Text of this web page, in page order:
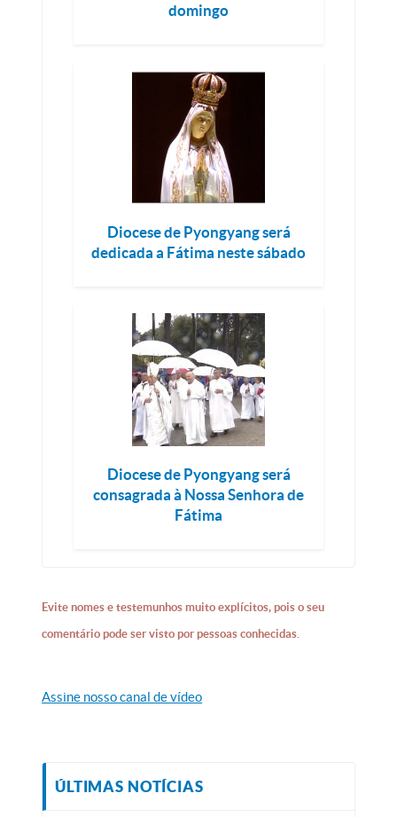
domingo
Diocese de Pyongyang será
dedicada a Fátima neste sábado
Diocese de Pyongyang será
consagrada à Nossa Senhora de
Fátima
Evite nomes e testemunhos muito explícitos, pois o seu
comentário pode ser visto por pessoas conhecidas.
Assine nosso canal de vídeo
ÚLTIMAS NOTÍCIAS